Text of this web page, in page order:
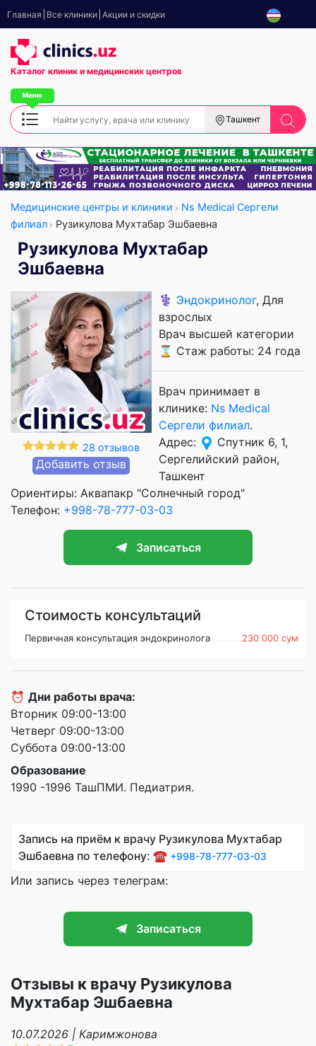
Главная Все клиники Акции и скидки
Каталог клиник и медицинских центров
Ташкент
Медицинские центры и клиники
Ns Medical Сергели
филиал
Рузикулова Мухтабар Эшбаевна
Рузикулова Мухтабар
Эшбаевна
28 отзывов
Добавить отзыв
⚕️ Эндокринолог, Для
взрослых
Врач высшей категории
⌛ Стаж работы: 24 года
Врач принимает в
клинике: Ns Medical
Сергели филиал.
Адрес:
Спутник 6, 1,
Сергелийский район,
Ташкент
Ориентиры: Аквапакр "Солнечный город"
Телефон: +998-78-777-03-03
Записаться
Стоимость консультаций
Первичная консультация эндокринолога 230 000 сум
⏰ Дни работы врача:
Вторник 09:00-13:00
Четверг 09:00-13:00
Суббота 09:00-13:00
Образование
1990 -1996 ТашПМИ. Педиатрия.
Запись на приём к врачу Рузикулова Мухтабар
Эшбаевна по телефону: ☎️ +998-78-777-03-03
Или запись через телеграм:
Записаться
Отзывы к врачу Рузикулова
Мухтабар Эшбаевна
10.07.2026 | Каримжонова